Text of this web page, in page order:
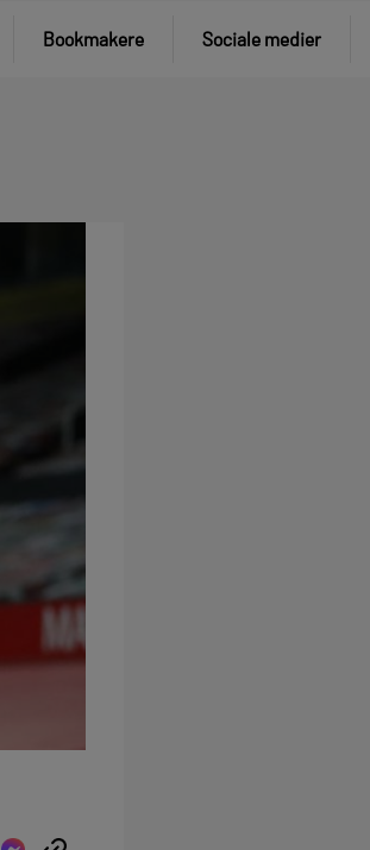
Bookmakere Sociale medier